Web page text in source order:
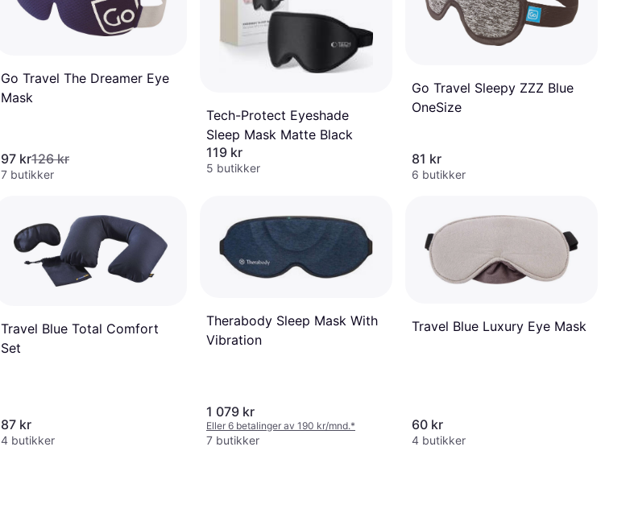
Go Travel The Dreamer Eye
Mask
97 kr126 kr
7 butikker
Tech-Protect Eyeshade
Sleep Mask Matte Black
119 kr
5 butikker
Go Travel Sleepy ZZZ Blue
OneSize
81 kr
6 butikker
Travel Blue Total Comfort
Set
87 kr
4 butikker
Therabody Sleep Mask With
Vibration
1 079 kr
Eller 6 betalinger av 190 kr/mnd.*
7 butikker
Travel Blue Luxury Eye Mask
60 kr
4 butikker